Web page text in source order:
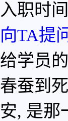
入职时
向TA提
给学员
春蚕到
安, 是那